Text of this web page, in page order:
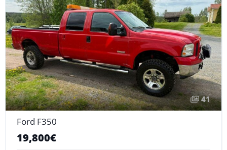
41
Ford F350
19,800€